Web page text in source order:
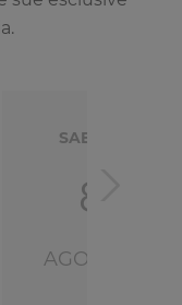
SABATO
8
AGO 2026